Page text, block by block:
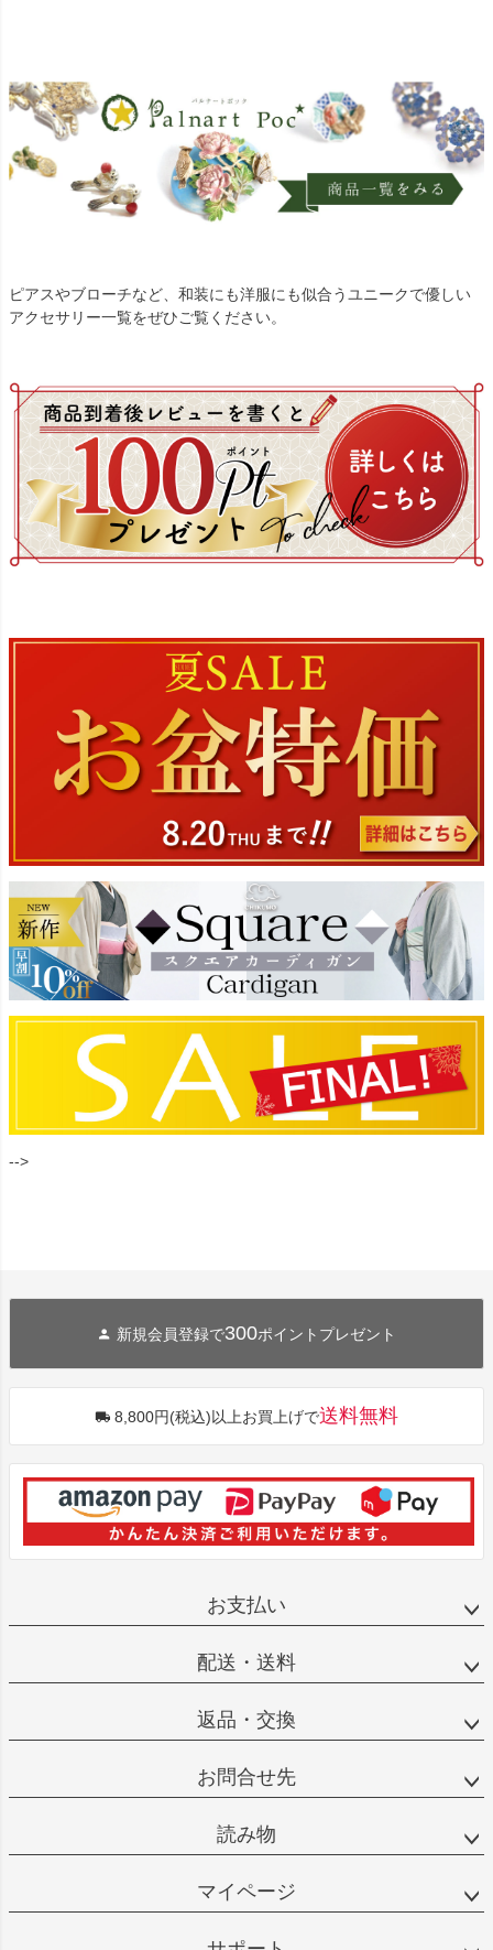
ピアスやブローチなど、和装にも洋服にも似合うユニークで優しい
アクセサリー一覧をぜひご覧ください。
-->
新規会員登録で300ポイントプレゼント
8,800円(税込)以上お買上げで送料無料
お支払い
配送・送料
返品・交換
お問合せ先
読み物
マイページ